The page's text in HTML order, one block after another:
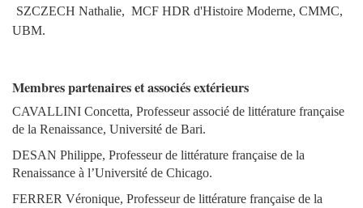
SZCZECH Nathalie, MCF HDR d'Histoire Moderne, CMMC,
UBM.
Membres partenaires et associés extérieurs
CAVALLINI Concetta, Professeur associé de littérature française
de la Renaissance, Université de Bari.
DESAN Philippe, Professeur de littérature française de la
Renaissance à l’Université de Chicago.
FERRER Véronique, Professeur de littérature française de la